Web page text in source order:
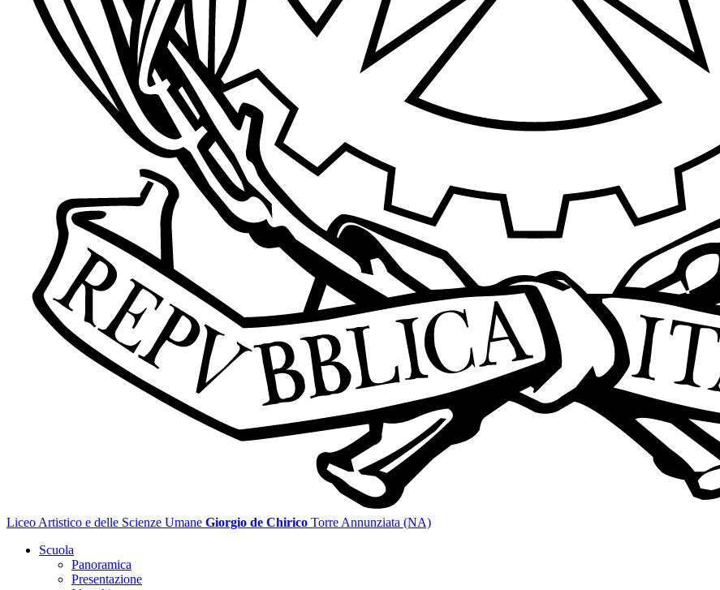
Liceo Artistico e delle Scienze Umane Giorgio de Chirico Torre Annunziata (NA)
Scuola
Panoramica
Presentazione